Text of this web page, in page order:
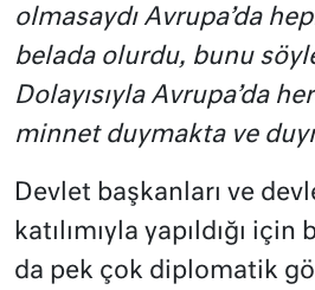
olmasaydı Avrupa’da
belada olurdu, bunu
Dolayısıyla Avrupa’da
minnet duymakta ve
Devlet başkanları ve
katılımıyla yapıldığı
da pek çok diplomatik